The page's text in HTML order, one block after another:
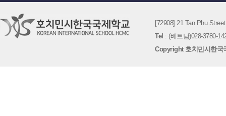
[72908] 21 Tan Phu
Tel : (베트남)028-3780-
Copyright 호치민시한국